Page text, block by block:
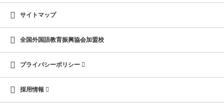
サイトマップ
全国外国語教育振興協会加盟校
プライバシーポリシー
採用情報